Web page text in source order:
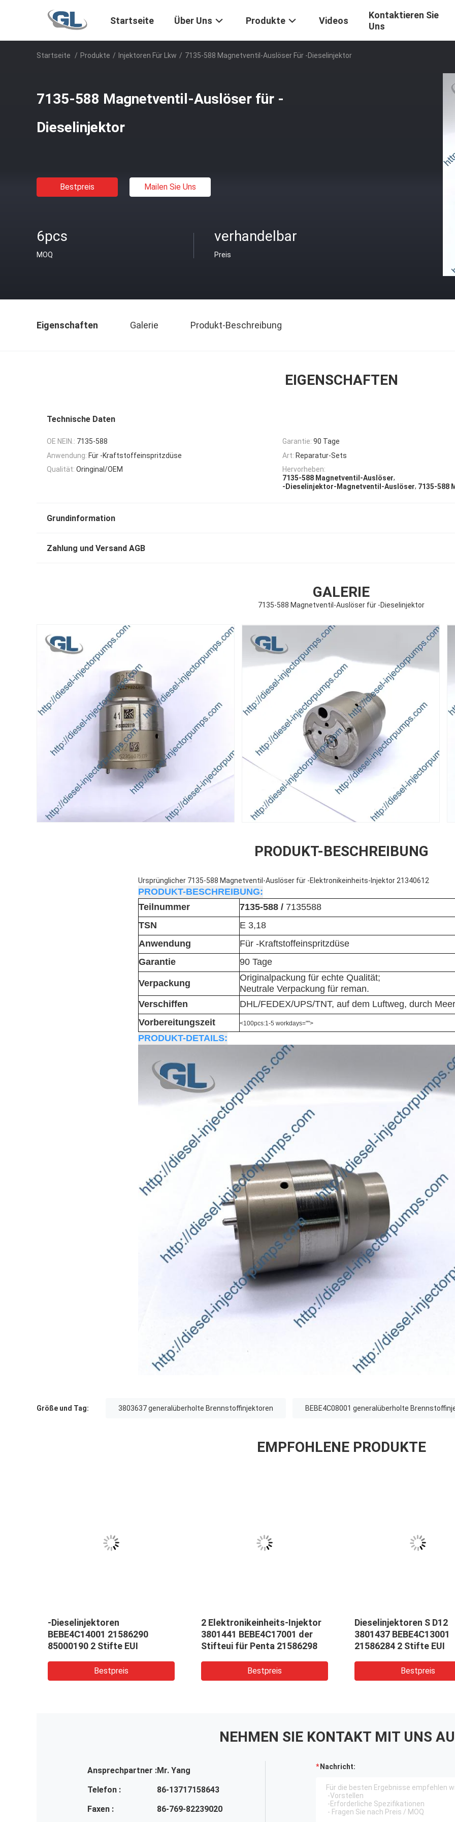
Startseite Über Uns Produkte Videos
Kontaktieren Sie
Uns
Startseite / Produkte / Injektoren Für Lkw / 7135-588 Magnetventil-Auslöser Für -Dieselinjektor
7135-588 Magnetventil-Auslöser für -
Dieselinjektor
Bestpreis Mailen Sie Uns
6pcs
MOQ
verhandelbar
Preis
Eigenschaften Galerie Produkt-Beschreibung
EIGENSCHAFTEN
Technische Daten
OE NEIN.: 7135-588 Garantie: 90 Tage
Anwendung: Für -Kraftstoffeinspritzdüse Art: Reparatur-Sets
Qualität: Oringinal/OEM
Hervorheben:
7135-588 Magnetventil-Auslöser,
-Dieselinjektor-Magnetventil-Auslöser, 7135-588
Grundinformation
Zahlung und Versand AGB
GALERIE
7135-588 Magnetventil-Auslöser für -Dieselinjektor
PRODUKT-BESCHREIBUNG
Ursprünglicher 7135-588 Magnetventil-Auslöser für -Elektronikeinheits-Injektor 21340612
PRODUKT-BESCHREIBUNG:
Teilnummer
7135-588 / 7135588
TSN
E 3,18
Anwendung
Für -Kraftstoffeinspritzdüse
Garantie
90 Tage
Verpackung
Originalpackung für echte Qualität;
Neutrale Verpackung für reman.
Verschiffen
DHL/FEDEX/UPS/TNT, auf dem Luftweg, durch Meer
Vorbereitungszeit
<100pcs:1-5 workdays="">
PRODUKT-DETAILS:
Größe und Tag: 3803637 generalüberholte Brennstoffinjektoren BEBE4C08001 generalüberholte
EMPFOHLENE PRODUKTE
-Dieselinjektoren
BEBE4C14001 21586290
85000190 2 Stifte EUI
Bestpreis
2 Elektronikeinheits-Injektor
3801441 BEBE4C17001 der
Stifteui für Penta 21586298
Bestpreis
Dieselinjektoren S D12
3801437 BEBE4C13001
21586284 2 Stifte EUI
Bestpreis
NEHMEN SIE KONTAKT MIT UNS
Ansprechpartner :Mr. Yang
Telefon :
86-13717158643
Faxen :
86-769-82239020
Nachricht: